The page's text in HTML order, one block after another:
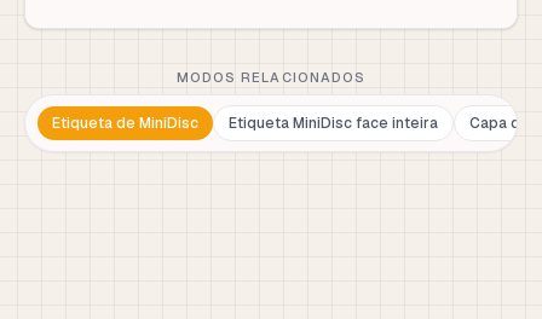
MODOS RELACIONADOS
Etiqueta de MiniDisc Etiqueta MiniDisc face inteira Capa de